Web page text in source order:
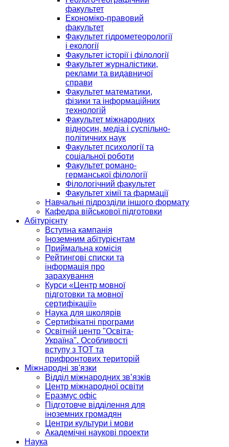
факультет
Економіко-правовий
факультет
Факультет гідрометеорології
і екології
Факультет історії і філології
Факультет журналістики,
реклами та видавничої
справи
Факультет математики,
фізики та інформаційних
технологій
Факультет міжнародних
відносин, медіа і суспільно-
політичних наук
Факультет психології та
соціальної роботи
Факультет романо-
германської філології
Філологічний факультет
Факультет хімії та фармації
Навчальні підрозділи іншого формату
Кафедра військової підготовки
Абітурієнту
Вступна кампанія
Іноземним абітурієнтам
Приймальна комісія
Рейтингові списки та
інформація про
зарахування
Курси «Центр мовної
підготовки та мовної
сертифікації»
Наука для школярів
Сертифікатні програми
Освітній центр "Освіта-
Україна". Особливості
вступу з ТОТ та
прифронтових територій
Міжнародні зв'язки
Відділ міжнародних зв’язків
Центр міжнародної освіти
Еразмус офіс
Підготовче відділення для
іноземних громадян
Центри культури і мови
Академічні наукові проекти
Наука